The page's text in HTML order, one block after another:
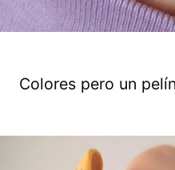
Colores pero un